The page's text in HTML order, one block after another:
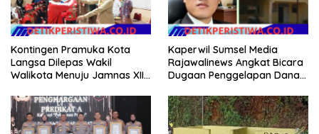
Kontingen Pramuka Kota
Langsa Dilepas Wakil
Walikota Menuju Jamnas XII
Kaperwil Sumsel Media
Rajawalinews Angkat Bicara
Dugaan Penggelapan Dana
Argomulyo Belitang Jaya
Hilang 3 Bulan Bawa
Anggaran Pembangunan